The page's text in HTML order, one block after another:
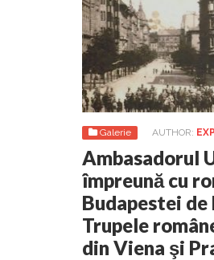
Galerie AUTHOR:
Ambasadorul
împreună cu
Budapestei
Trupele
din Viena şi